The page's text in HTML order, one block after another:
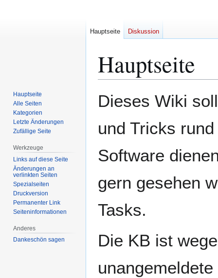
Hauptseite
Navigation
Suche
Dieses Wiki
und Tricks
Software
gern gesehen
Tasks.
Die KB ist
Hauptseite Diskussion
Hauptseite
Alle Seiten
Kategorien
Letzte Änderungen
Zufällige Seite
Werkzeuge
Links auf diese Seite
Änderungen an
verlinkten Seiten
Spezialseiten
Druckversion
Permanenter Link
Seiten­­informationen
Anderes
Dankeschön sagen